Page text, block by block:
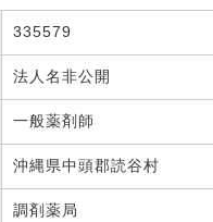
335579
法人名非公開
一般薬剤師
沖縄県中頭郡読谷村
調剤薬局